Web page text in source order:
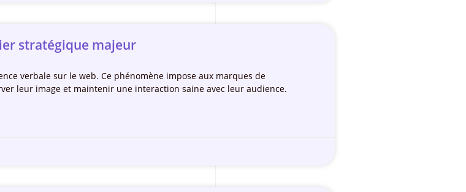
stratégique majeur
verbale sur le web. Ce phénomène impose aux marques de
leur image et maintenir une interaction saine avec leur audience.